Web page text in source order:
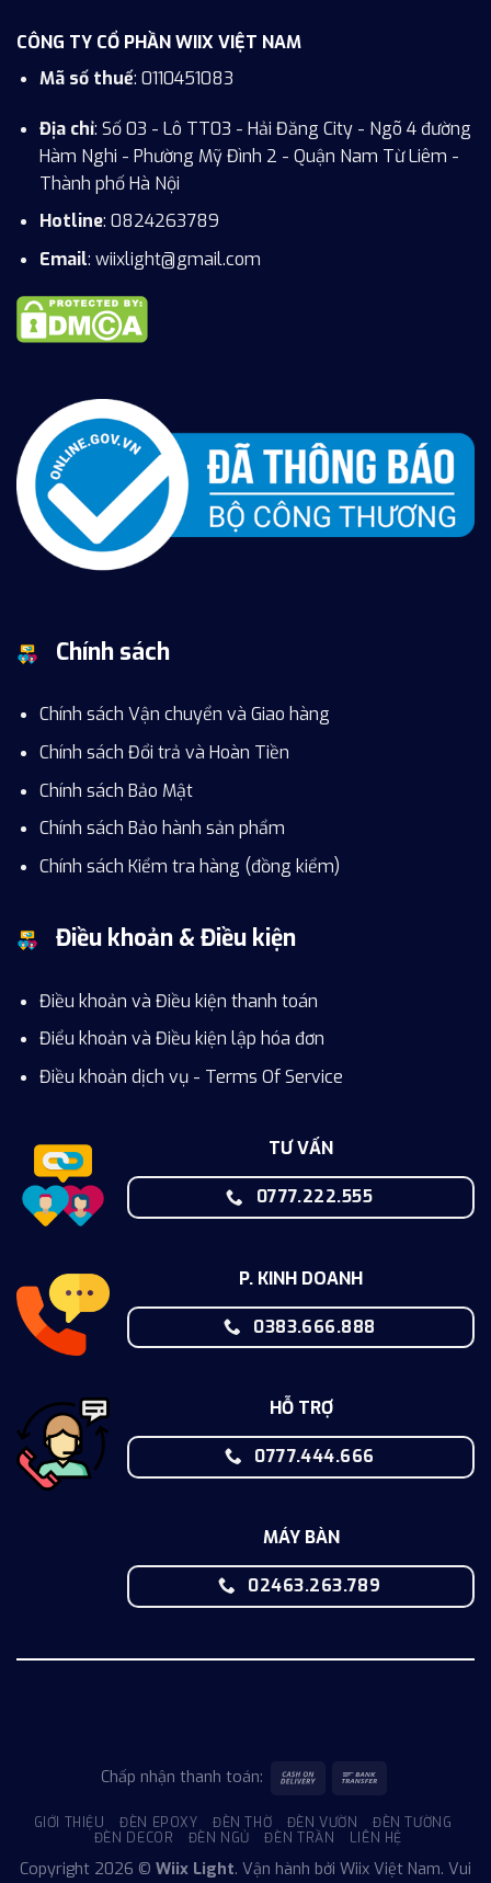
CÔNG TY CỔ PHẦN WIIX VIỆT NAM
Mã số thuế: 0110451083
Địa chỉ: Số 03 - Lô TT03 - Hải Đăng City - Ngõ 4 đường
Hàm Nghi - Phường Mỹ Đình 2 - Quận Nam Từ Liêm -
Thành phố Hà Nội
Hotline: 0824263789
Email: wiixlight@gmail.com
Chính sách
Chính sách Vận chuyển và Giao hàng
Chính sách Đổi trả và Hoàn Tiền
Chính sách Bảo Mật
Chính sách Bảo hành sản phẩm
Chính sách Kiểm tra hàng (đồng kiểm)
Điều khoản & Điều kiện
Điều khoản và Điều kiện thanh toán
Điểu khoản và Điều kiện lập hóa đơn
Điều khoản dịch vụ - Terms Of Service
TƯ VẤN
0777.222.555
P. KINH DOANH
0383.666.888
HỖ TRỢ
0777.444.666
MÁY BÀN
02463.263.789
Chấp nhận thanh toán:
GIỚI THIỆU ĐÈN EPOXY ĐÈN THỜ ĐÈN VƯỜN
ĐÈN TƯỜNG
ĐÈN DECOR
ĐÈN NGỦ ĐÈN TRẦN LIÊN HỆ
Copyright 2026 © Wiix Light. Vận hành bởi Wiix Việt Nam. Vui